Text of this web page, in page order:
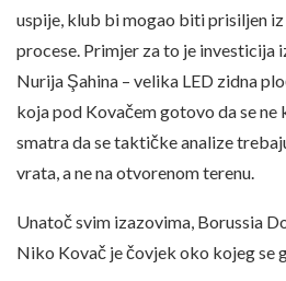
uspije, klub bi mogao biti prisiljen
procese. Primjer za to je investicija
Nurija Şahina – velika LED zidna
koja pod Kovačem gotovo da se
smatra da se taktičke analize
vrata, a ne na otvorenom terenu.
Unatoč svim izazovima, Borussia
Niko Kovač je čovjek oko kojeg se